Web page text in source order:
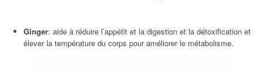
Ginger: aide à réduire l’appétit et la digestion et la détoxification et
élever la température du corps pour améliorer le métabolisme.